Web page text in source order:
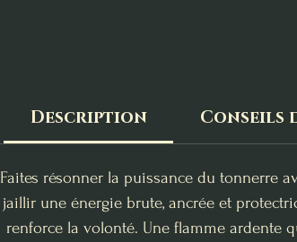
Description
Faites résonner la puissance du tonnerre
jaillir une énergie brute, ancrée et
renforce la volonté. Une flamme ardente